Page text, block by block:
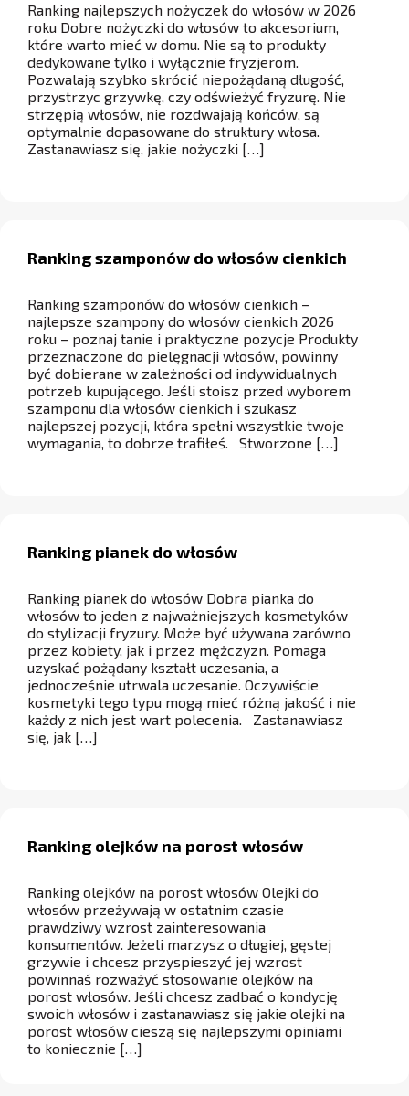
Ranking najlepszych nożyczek do włosów w 2026
roku Dobre nożyczki do włosów to akcesorium,
które warto mieć w domu. Nie są to produkty
dedykowane tylko i wyłącznie fryzjerom.
Pozwalają szybko skrócić niepożądaną długość,
przystrzyc grzywkę, czy odświeżyć fryzurę. Nie
strzępią włosów, nie rozdwajają końców, są
optymalnie dopasowane do struktury włosa.
Zastanawiasz się, jakie nożyczki […]
Ranking szamponów do włosów cienkich
Ranking szamponów do włosów cienkich –
najlepsze szampony do włosów cienkich 2026
roku – poznaj tanie i praktyczne pozycje Produkty
przeznaczone do pielęgnacji włosów, powinny
być dobierane w zależności od indywidualnych
potrzeb kupującego. Jeśli stoisz przed wyborem
szamponu dla włosów cienkich i szukasz
najlepszej pozycji, która spełni wszystkie twoje
wymagania, to dobrze trafiłeś. Stworzone […]
Ranking pianek do włosów
Ranking pianek do włosów Dobra pianka do
włosów to jeden z najważniejszych kosmetyków
do stylizacji fryzury. Może być używana zarówno
przez kobiety, jak i przez mężczyzn. Pomaga
uzyskać pożądany kształt uczesania, a
jednocześnie utrwala uczesanie. Oczywiście
kosmetyki tego typu mogą mieć różną jakość i nie
każdy z nich jest wart polecenia. Zastanawiasz
się, jak […]
Ranking olejków na porost włosów
Ranking olejków na porost włosów Olejki do
włosów przeżywają w ostatnim czasie
prawdziwy wzrost zainteresowania
konsumentów. Jeżeli marzysz o długiej, gęstej
grzywie i chcesz przyspieszyć jej wzrost
powinnaś rozważyć stosowanie olejków na
porost włosów. Jeśli chcesz zadbać o kondycję
swoich włosów i zastanawiasz się jakie olejki na
porost włosów cieszą się najlepszymi opiniami
to koniecznie […]